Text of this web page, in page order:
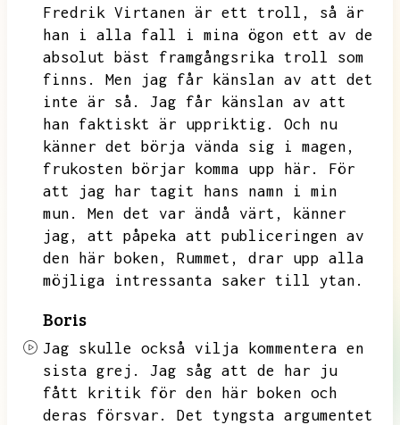
Fredrik Virtanen är ett troll,
så är
han i alla fall i mina ögon ett av de
absolut bäst framgångsrika troll som
finns.
Men jag får känslan av att det
inte är så.
Jag får känslan av att
han faktiskt är uppriktig.
Och nu
känner det börja vända sig i magen,
frukosten börjar komma upp här.
För
att jag har tagit hans namn i min
mun.
Men det var ändå värt,
känner
jag,
att påpeka att publiceringen av
den här boken,
Rummet,
drar upp alla
möjliga intressanta saker till ytan.
Boris
Jag skulle också vilja kommentera en
sista grej.
Jag såg att de har ju
fått kritik för den här boken och
deras försvar.
Det tyngsta argumentet